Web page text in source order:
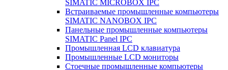
SIMATIC MICROBOX IPC
Встраиваемые промышленные компьютеры
SIMATIC NANOBOX IPC
Панельные промышленные компьютеры
SIMATIC Panel IPC
Промышленная LCD клавиатура
Промышленные LCD мониторы
Стоечные промышленные компьютеры